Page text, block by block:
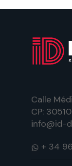
Calle
CP:
info@id-
WhatsApp